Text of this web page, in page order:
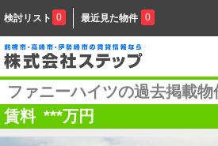
検討リスト 0 最近見た物件 0
ファニーハイツの過去掲載物
賃料 ***万円